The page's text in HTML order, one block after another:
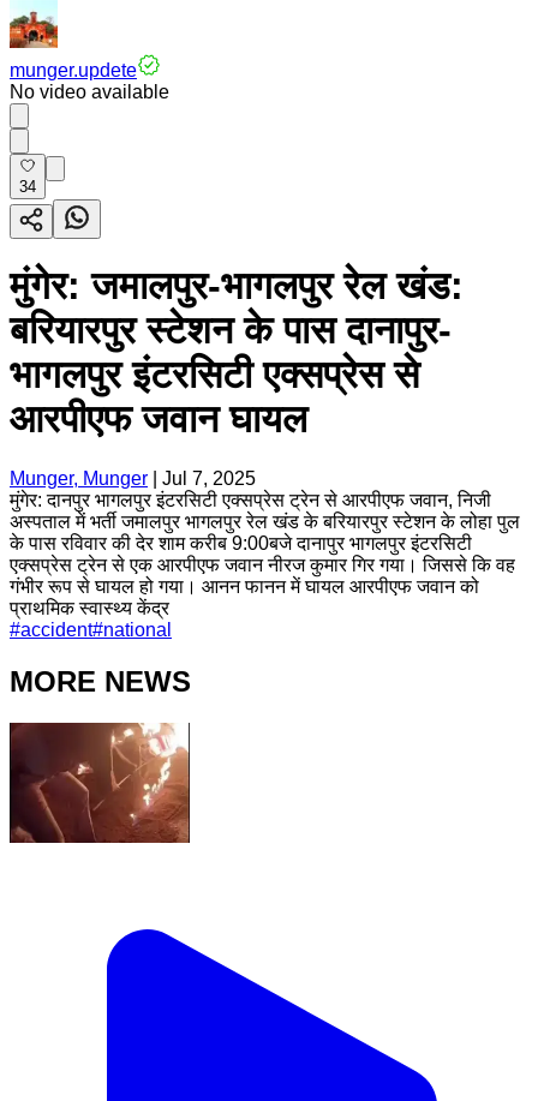
munger.updete
No video available
34
मुंगेर: जमालपुर-भागलपुर रेल खंड:
बरियारपुर स्टेशन के पास दानापुर-
भागलपुर इंटरसिटी एक्सप्रेस से
आरपीएफ जवान घायल
Munger, Munger
Jul 7, 2025
मुंगेर: दानपुर भागलपुर इंटरसिटी एक्सप्रेस ट्रेन से आरपीएफ जवान, निजी
अस्पताल में भर्ती जमालपुर भागलपुर रेल खंड के बरियारपुर स्टेशन के लोहा पुल
के पास रविवार की देर शाम करीब 9:00बजे दानापुर भागलपुर इंटरसिटी
एक्सप्रेस ट्रेन से एक आरपीएफ जवान नीरज कुमार गिर गया। जिससे कि वह
गंभीर रूप से घायल हो गया। आनन फानन में घायल आरपीएफ जवान को
प्राथमिक स्वास्थ्य केंद्र
#accident#national
MORE NEWS